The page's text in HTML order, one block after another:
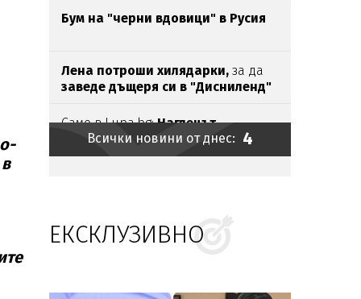
Бум на "черни вдовици" в Русия
Лена потроши хилядарки, за да
заведе дъщеря си в "Дисниленд"
Само в Lupa.bg:Наглецът,
паркирал джипа синапясъка, е
държавен служител
Безчовечност: Шофьор
заряза болно момче в адската
Всички новини от днес: 4
ЕКСКЛУЗИВНО